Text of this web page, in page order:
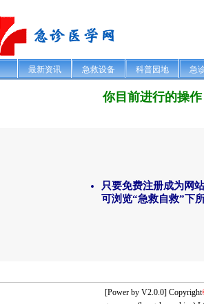
最新资讯 急救设备 科普园地 急
你目前进行的操
只要免费注册成为网
可浏览“急救自救”下
[Power by V2.0.0] Copyright